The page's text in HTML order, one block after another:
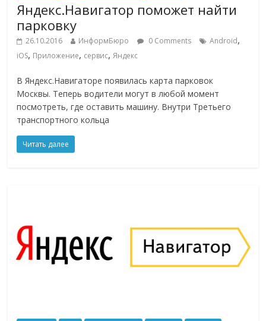
Яндекс.Навигатор поможет найти
парковку
26.10.2016 ИнформБюро 0 Comments Android,
iOS, Приложение, сервис,Яндекс
В Яндекс.Навигаторе появилась карта парковок
Москвы. Теперь водители могут в любой момент
посмотреть, где оставить машину. Внутри Третьего
транспортного кольца
Читать далее